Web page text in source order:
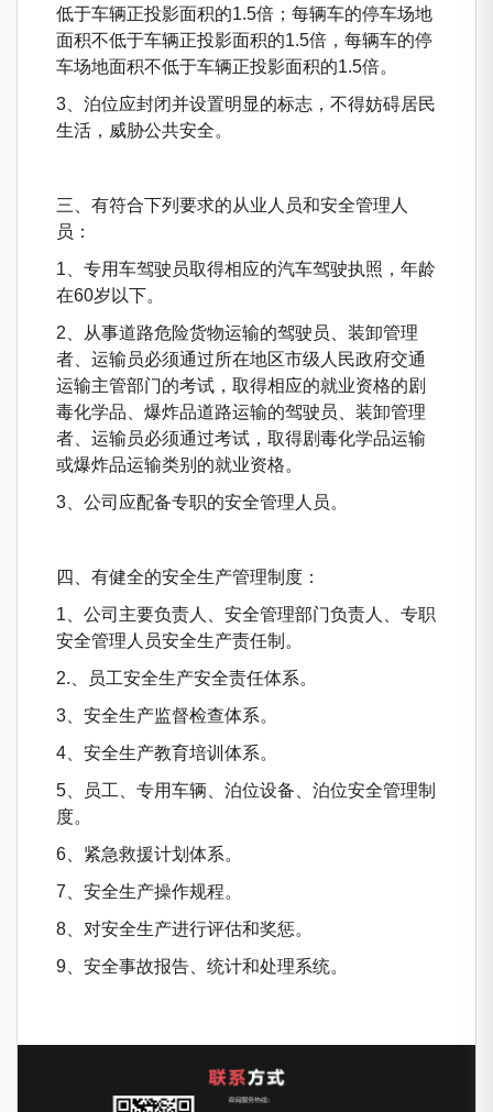
低于车辆正投影面积的1.5倍；每辆车的停车场地
面积不低于车辆正投影面积的1.5倍，每辆车的停
车场地面积不低于车辆正投影面积的1.5倍。
3、泊位应封闭并设置明显的标志，不得妨碍居民
生活，威胁公共安全。
三、有符合下列要求的从业人员和安全管理人
员：
1、专用车驾驶员取得相应的汽车驾驶执照，年龄
在60岁以下。
2、从事道路危险货物运输的驾驶员、装卸管理
者、运输员必须通过所在地区市级人民政府交通
运输主管部门的考试，取得相应的就业资格的剧
毒化学品、爆炸品道路运输的驾驶员、装卸管理
者、运输员必须通过考试，取得剧毒化学品运输
或爆炸品运输类别的就业资格。
3、公司应配备专职的安全管理人员。
四、有健全的安全生产管理制度：
1、公司主要负责人、安全管理部门负责人、专职
安全管理人员安全生产责任制。
2.、员工安全生产安全责任体系。
3、安全生产监督检查体系。
4、安全生产教育培训体系。
5、员工、专用车辆、泊位设备、泊位安全管理制
度。
6、紧急救援计划体系。
7、安全生产操作规程。
8、对安全生产进行评估和奖惩。
9、安全事故报告、统计和处理系统。